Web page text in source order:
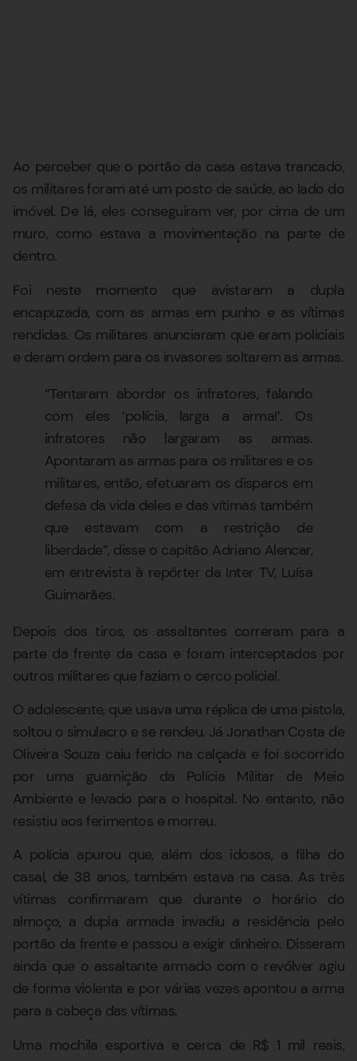
Ao perceber que o portão da casa estava trancado,
os militares foram até um posto de saúde, ao lado do
imóvel. De lá, eles conseguiram ver, por cima de um
muro, como estava a movimentação na parte de
dentro.
Foi neste momento que avistaram a dupla
encapuzada, com as armas em punho e as vítimas
rendidas. Os militares anunciaram que eram policiais
e deram ordem para os invasores soltarem as armas.
“Tentaram abordar os infratores, falando
com eles ‘polícia, larga a arma!’. Os
infratores não largaram as armas.
Apontaram as armas para os militares e os
militares, então, efetuaram os disparos em
defesa da vida deles e das vítimas também
que estavam com a restrição de
liberdade”, disse o capitão Adriano Alencar,
em entrevista à repórter da Inter TV, Luísa
Guimarães.
Depois dos tiros, os assaltantes correram para a
parte da frente da casa e foram interceptados por
outros militares que faziam o cerco policial.
O adolescente, que usava uma réplica de uma pistola,
soltou o simulacro e se rendeu. Já Jonathan Costa de
Oliveira Souza caiu ferido na calçada e foi socorrido
por uma guarnição da Polícia Militar de Meio
Ambiente e levado para o hospital. No entanto, não
resistiu aos ferimentos e morreu.
A polícia apurou que, além dos idosos, a filha do
casal, de 38 anos, também estava na casa. As três
vítimas confirmaram que durante o horário do
almoço, a dupla armada invadiu a residência pelo
portão da frente e passou a exigir dinheiro. Disseram
ainda que o assaltante armado com o revólver agiu
de forma violenta e por várias vezes apontou a arma
para a cabeça das vítimas.
Uma mochila esportiva e cerca de R$ 1 mil reais,